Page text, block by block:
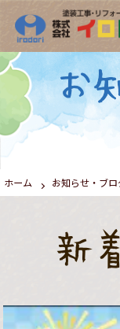
ホーム お知らせ・ブロ
新